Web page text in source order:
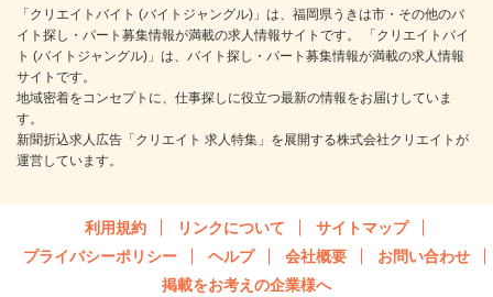
「クリエイトバイト (バイトジャングル)」は、福岡県うきは市・その他のバ
イト探し・パート募集情報が満載の求人情報サイトです。 「クリエイトバイ
ト (バイトジャングル)」は、バイト探し・パート募集情報が満載の求人情報
サイトです。
地域密着をコンセプトに、仕事探しに役立つ最新の情報をお届けしていま
す。
新聞折込求人広告「クリエイト 求人特集」を展開する株式会社クリエイトが
運営しています。
利用規約 リンクについて
サイトマップ
プライバシーポリシー
ヘルプ 会社概要
お問い合わせ
掲載をお考えの企業様へ